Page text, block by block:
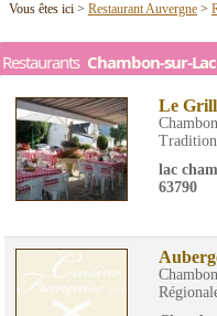
Vous êtes ici > Restaurant Auvergne >
Restaurants Chambon-sur-Lac
Le
lac
63790